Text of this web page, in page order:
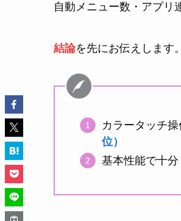
自動メニュー数・アプリ
結論を先にお伝えします。
カラータッチ
位）
基本性能で十